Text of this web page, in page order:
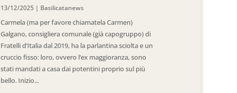
13/12/2025 | Basilicatanews
Carmela (ma per favore chiamatela Carmen)
Galgano, consigliera comunale (già capogruppo) di
Fratelli d’Italia dal 2019, ha la parlantina sciolta e un
cruccio fisso: loro, ovvero l’ex maggioranza, sono
stati mandati a casa dai potentini proprio sul più
bello. Inizio...